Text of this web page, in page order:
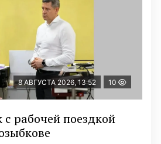
8 АВГУСТА 2026, 13:52 10
с рабочей поездкой